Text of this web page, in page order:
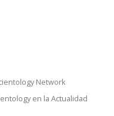
Network
en la Actualidad